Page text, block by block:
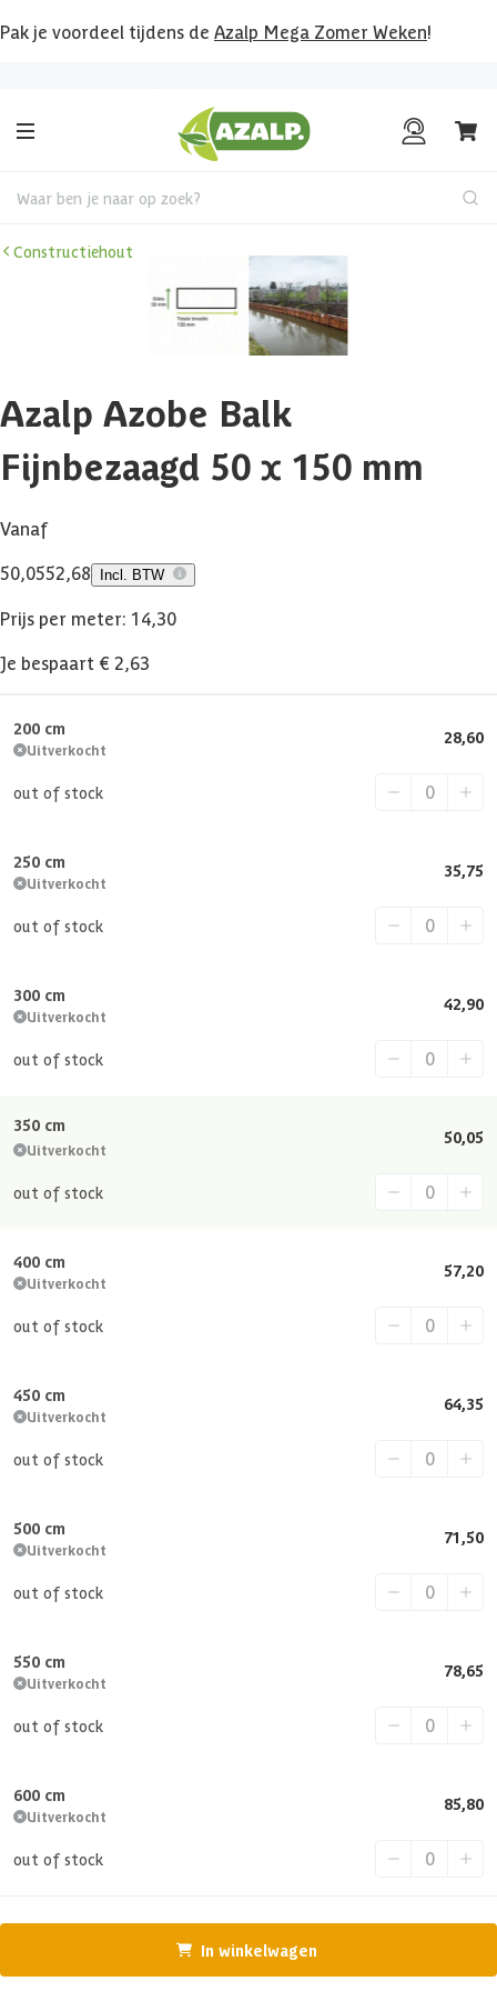
Pak je voordeel tijdens de Azalp Mega Zomer Weken!
Waar ben je naar op zoek?
Constructiehout
Azalp Azobe Balk
Fijnbezaagd 50 x 150 mm
Vanaf
50,0552,68 Incl. BTW
Prijs per meter: 14,30
Je bespaart € 2,63
200 cm
Uitverkocht
out of stock
28,60
250 cm
Uitverkocht
out of stock
35,75
300 cm
Uitverkocht
out of stock
42,90
350 cm
Uitverkocht
out of stock
50,05
400 cm
Uitverkocht
out of stock
57,20
450 cm
Uitverkocht
out of stock
64,35
500 cm
Uitverkocht
out of stock
71,50
550 cm
Uitverkocht
out of stock
78,65
600 cm
Uitverkocht
out of stock
85,80
In winkelwagen